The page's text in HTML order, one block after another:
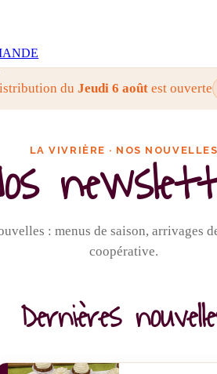
du Jeudi 6 aoûtest ouverte
LA VIVRIÈRE · NOS NOUVELLES
: menus de saison, arrivages
coopérative.
Dernières